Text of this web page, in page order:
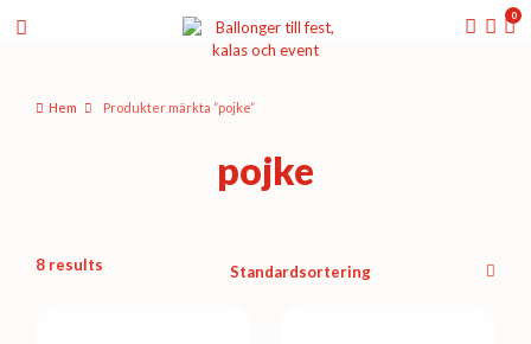
0
Hem Produkter märkta ”pojke”
pojke
8 results